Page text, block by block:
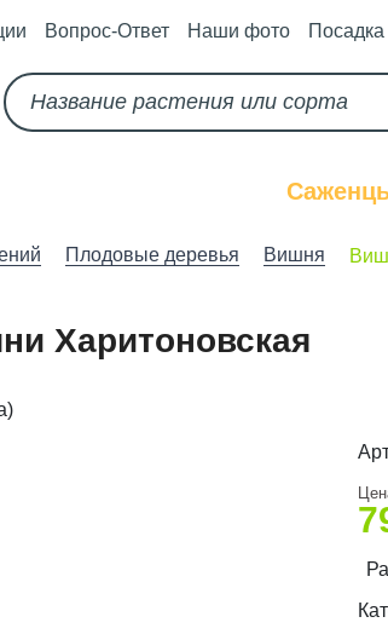
Вопрос-Ответ Наши фото Посадка
Плодовые деревья Вишня
Харитоновская